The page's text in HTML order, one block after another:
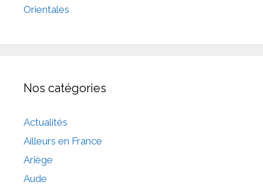
Orientales
Nos catégories
Actualités
Ailleurs en France
Ariège
Aude